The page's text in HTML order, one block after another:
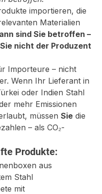
importieren, die
Materialien
sind Sie betroffen –
nicht der Produzent
Importeure – nicht
Wenn Ihr Lieferant in
oder Indien Stahl
mehr Emissionen
müssen Sie die
– als CO₂-
Produkte:
aus
Stahl
mit